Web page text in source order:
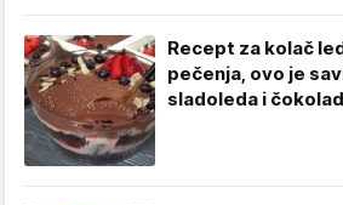
Recept za kolač
pečenja, ovo je
sladoleda i